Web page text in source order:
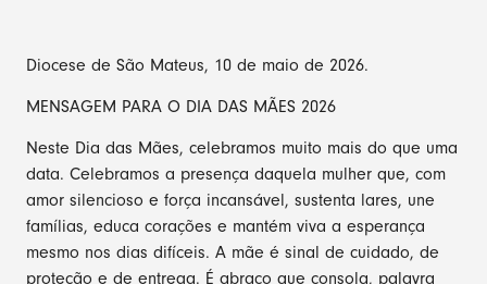
Diocese de São Mateus, 10 de maio de 2026.
MENSAGEM PARA O DIA DAS MÃES 2026
Neste Dia das Mães, celebramos muito mais do que uma
data. Celebramos a presença daquela mulher que, com
amor silencioso e força incansável, sustenta lares, une
famílias, educa corações e mantém viva a esperança
mesmo nos dias difíceis. A mãe é sinal de cuidado, de
proteção e de entrega. É abraço que consola, palavra